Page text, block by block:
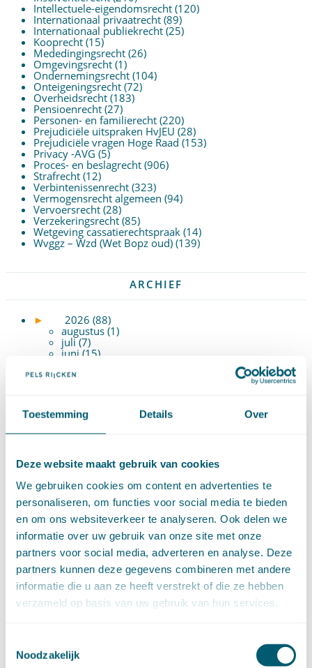
Toestemming Details Over
Deze website maakt gebruik van cookies
We gebruiken cookies om content en advertenties te
personaliseren, om functies voor social media te bieden
en om ons websiteverkeer te analyseren. Ook delen we
informatie over uw gebruik van onze site met onze
partners voor social media, adverteren en analyse. Deze
partners kunnen deze gegevens combineren met andere
informatie die u aan ze heeft verstrekt of die ze hebben
verzameld op basis van uw gebruik van hun services.
Noodzakelijk
Intellectuele-eigendomsrecht (120)
Internationaal privaatrecht (89)
Internationaal publiekrecht (25)
Kooprecht (15)
Mededingingsrecht (26)
Omgevingsrecht (1)
Ondernemingsrecht (104)
Onteigeningsrecht (72)
Overheidsrecht (183)
Pensioenrecht (27)
Personen- en familierecht (220)
Prejudiciële uitspraken HvJEU (28)
Prejudiciële vragen Hoge Raad (153)
Privacy -AVG (5)
Proces- en beslagrecht (906)
Strafrecht (12)
Verbintenissenrecht (323)
Vermogensrecht algemeen (94)
Vervoersrecht (28)
Verzekeringsrecht (85)
Wetgeving cassatierechtspraak (14)
Wvggz – Wzd (Wet Bopz oud) (139)
ARCHIEF
►
2026 (88)
augustus (1)
juli (7)
juni (15)
april (11)
januari (14)
►
2025 (153)
december (15)
september (8)
juli (14)
juni (13)
mei (13)
april (15)
maart (8)
februari (16)
januari (15)
►
2024 (161)
december (16)
november (17)
oktober (17)
september (9)
mei (7)